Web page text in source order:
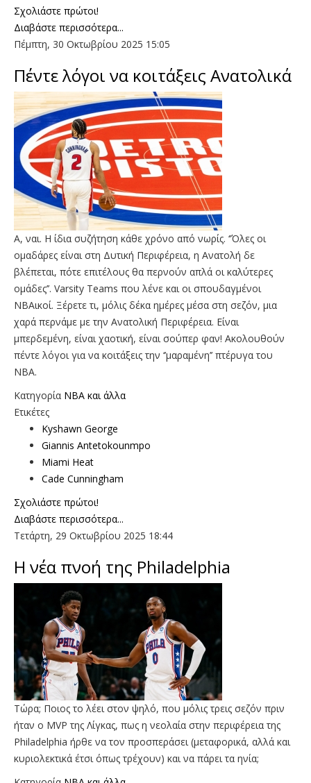
Σχολιάστε πρώτοι!
Διαβάστε περισσότερα...
Πέμπτη, 30 Οκτωβρίου 2025 15:05
Πέντε λόγοι να κοιτάξεις Ανατολικά
Α, ναι. Η ίδια συζήτηση κάθε χρόνο από νωρίς. ‘’Όλες οι
ομαδάρες είναι στη Δυτική Περιφέρεια, η Ανατολή δε
βλέπεται, πότε επιτέλους θα περνούν απλά οι καλύτερες
ομάδες’’. Varsity Teams που λένε και οι σπουδαγμένοι
ΝΒΑικοί. Ξέρετε τι, μόλις δέκα ημέρες μέσα στη σεζόν, μια
χαρά περνάμε με την Ανατολική Περιφέρεια. Είναι
μπερδεμένη, είναι χαοτική, είναι σούπερ φαν! Ακολουθούν
πέντε λόγοι για να κοιτάξεις την ‘’μαραμένη’’ πτέρυγα του
ΝΒΑ.
Κατηγορία NBA και άλλα
Ετικέτες
Kyshawn George
Giannis Antetokounmpo
Miami Heat
Cade Cunningham
Σχολιάστε πρώτοι!
Διαβάστε περισσότερα...
Τετάρτη, 29 Οκτωβρίου 2025 18:44
Η νέα πνοή της Philadelphia
Τώρα; Ποιος το λέει στον ψηλό, που μόλις τρεις σεζόν πριν
ήταν ο MVP της Λίγκας, πως η νεολαία στην περιφέρεια της
Philadelphia ήρθε να τον προσπεράσει (μεταφορικά, αλλά και
κυριολεκτικά έτσι όπως τρέχουν) και να πάρει τα ηνία;